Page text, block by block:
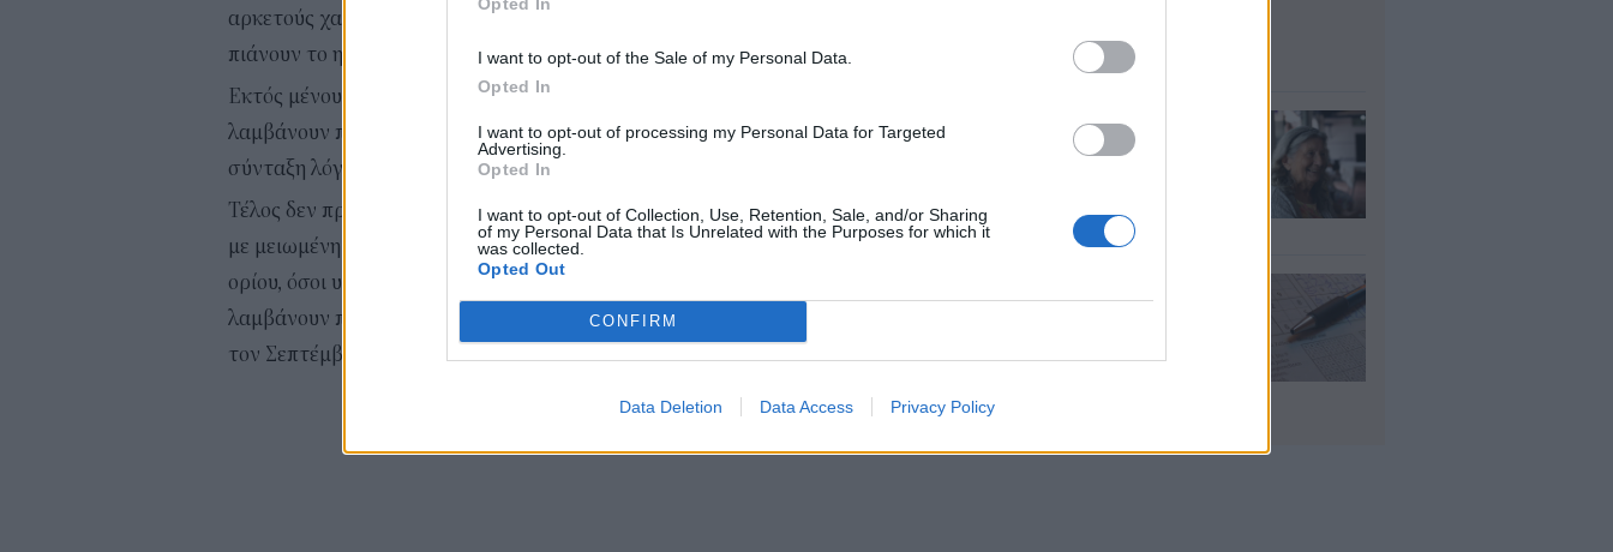
I want to opt-out of the Sale of my Personal Data.
Opted In
I want to opt-out of processing my Personal Data for Targeted
Advertising.
Opted In
I want to opt-out of Collection, Use, Retention, Sale, and/or Sharing
of my Personal Data that Is Unrelated with the Purposes for which it
was collected.
Opted Out
CONFIRM
Data Deletion Data Access Privacy Policy
αρκετούς χαμηλοσυνταξιούχους που, παρότι έχουν περιορισμένο εισόδημα, δεν
πιάνουν το ηλικιακό όριο.
Εκτός μένουν επίσης χήρες και χήροι που δεν πληρούν τα ηλικιακά κριτήρια και
λαμβάνουν παράλληλα δική τους σύνταξη, καθώς και ορφανά τέκνα που παίρνουν
σύνταξη λόγω θανάτου.
Τέλος δεν προβλέπεται να λάβουν την ενίσχυση και οι συνταξιούχοι που έχουν βγει
με μειωμένη σύνταξη πριν από τη συμπλήρωση του προβλεπόμενου ηλικιακού
ορίου, όσοι υπερβαίνουν τα όρια εισοδήματος ή ακίνητης περιουσίας, καθώς και όσοι
λαμβάνουν προσωρινή και όχι οριστική κύρια σύνταξη τον μήνα αναφοράς, δηλαδή
τον Σεπτέμβριο του 2026.
προσωπικό
05 Αυγ 2026
Συντάξεις χηρείας:
Ποιοι θα δουν
07 Αυγ 2026
εννέα ρούχα στη